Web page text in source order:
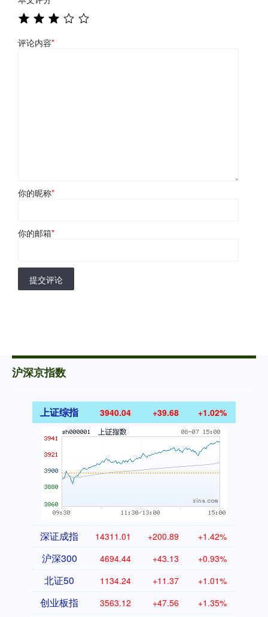
评论内容*
你的昵称*
你的邮箱*
提交评论
沪深京指数
上证综指 3940.04 +39.68 +1.02%
深证成指 14311.01 +200.89 +1.42%
沪深300 4694.44 +43.13 +0.93%
北证50 1134.24 +11.37 +1.01%
创业板指 3563.12 +47.56 +1.35%